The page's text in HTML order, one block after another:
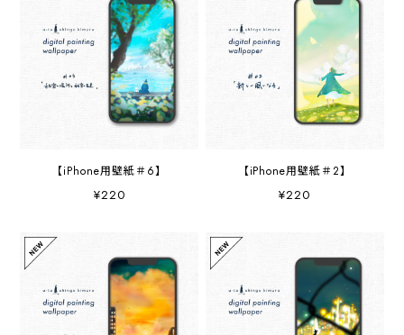
【iPhone用壁紙＃6】
¥220
【iPhone用壁紙＃2】
¥220